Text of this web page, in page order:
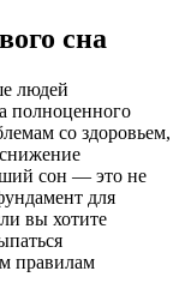
сна
людей
полноценного
со здоровьем,
сон — это не
для
вы хотите
правилам